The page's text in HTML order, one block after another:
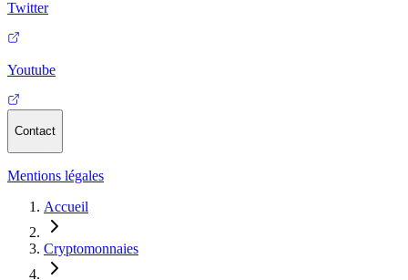
Twitter
Youtube
Contact
Mentions légales
Accueil
Cryptomonnaies